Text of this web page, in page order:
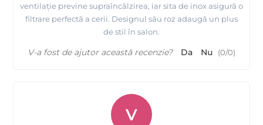
ventilație previne supraîncălzirea, iar sita de inox asigură o
filtrare perfectă a cerii. Designul său roz adaugă un plus
de stil în salon.
V-a fost de ajutor această recenzie? Da Nu (0/0)
V